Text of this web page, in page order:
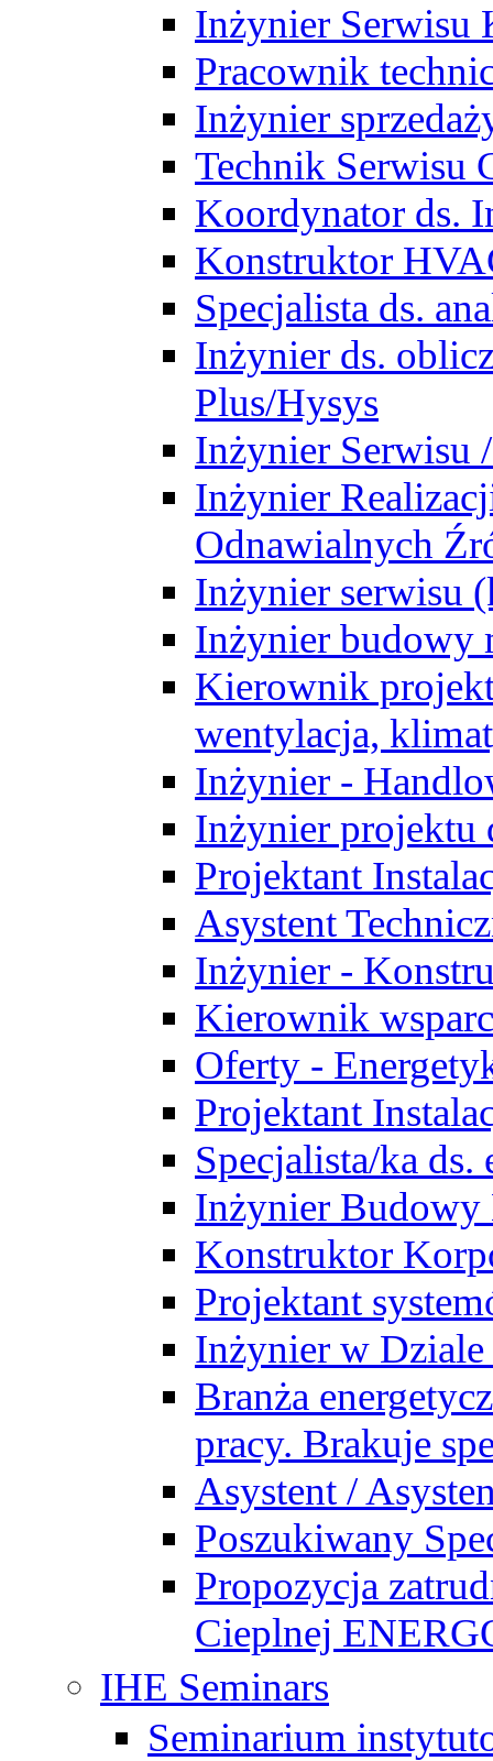
Inżynier Serwisu
Pracownik
Inżynier
Technik Serwisu
Koordynator ds.
Konstruktor
Specjalista ds.
Inżynier ds.
Plus/Hysys
Inżynier Serwisu
Inżynier
Odnawialnych
Inżynier serwisu
Inżynier budowy
Kierownik
wentylacja,
Inżynier -
Inżynier projektu
Projektant
Asystent
Inżynier -
Kierownik
Oferty -
Projektant
Specjalista/ka
Inżynier
Konstruktor
Projektant
Inżynier w
Branża
pracy. Brakuje
Asystent /
Poszukiwany
Propozycja
Cieplnej
IHE Seminars
Seminarium